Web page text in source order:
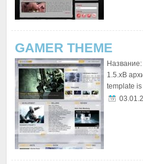
GAMER THEME
1.5.xВ
template